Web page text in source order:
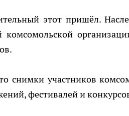
этот пришёл.
комсомольской
снимки участников
фестивалей и